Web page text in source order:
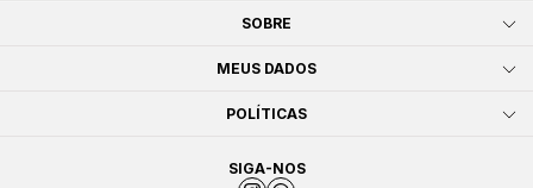
SOBRE
MEUS DADOS
POLÍTICAS
SIGA-NOS